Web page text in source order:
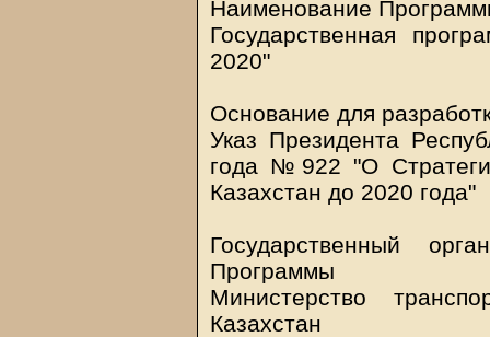
Наименование
Государственная
2020"
Основание для
Указ Президента
года №922 "О
Казахстан до 2020 года"
Государственный
Программы
Министерство
Казахстан